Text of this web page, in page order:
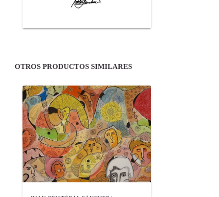
OTROS PRODUCTOS SIMILARES